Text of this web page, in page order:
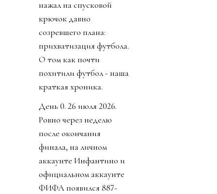
нажал на спусковой
крючок давно
созревшего плана:
прихватизация футбола.
О том как почти
похитили футбол - наша
краткая хроника.
День 0. 26 июля 2026.
Ровно через неделю
после окончания
финала, на личном
аккаунте Инфантино и
официальном аккаунте
ФИФА появился 887-